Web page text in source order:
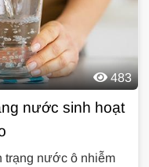
483
nước sinh hoạt
trạng nước ô nhiễm